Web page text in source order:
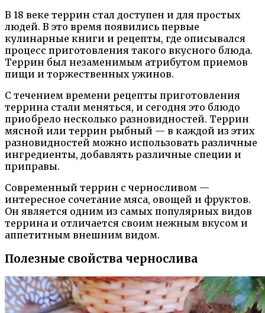
В 18 веке террин стал доступен и для простых
людей. В это время появились первые
кулинарные книги и рецепты, где описывался
процесс приготовления такого вкусного блюда.
Террин был незаменимым атрибутом приемов
пищи и торжественных ужинов.
С течением времени рецепты приготовления
террина стали меняться, и сегодня это блюдо
приобрело несколько разновидностей. Террин
мясной или террин рыбный — в каждой из этих
разновидностей можно использовать различные
ингредиенты, добавлять различные специи и
приправы.
Современный террин с черносливом —
интересное сочетание мяса, овощей и фруктов.
Он является одним из самых популярных видов
террина и отличается своим нежным вкусом и
аппетитным внешним видом.
Полезные свойства чернослива